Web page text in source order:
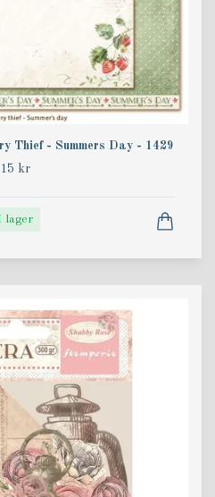
Thief - Summers Day - 1429
15 kr
lager